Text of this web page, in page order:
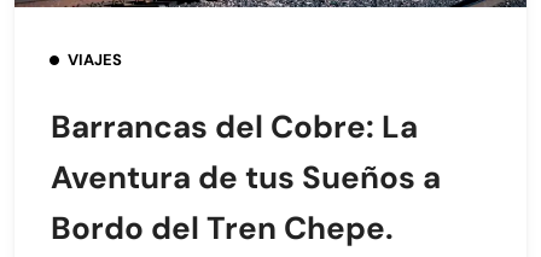
VIAJES
Barrancas del Cobre: La
Aventura de tus Sueños a
Bordo del Tren Chepe.